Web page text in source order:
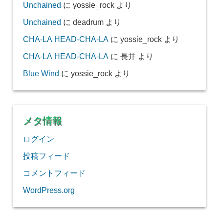
Unchained に yossie_rockより
Unchained に deadrumより
CHA-LA HEAD-CHA-LAに yossie_rockより
CHA-LA HEAD-CHA-LAに 長井より
Blue Wind に yossie_rockより
メタ情報
ログイン
投稿フィード
コメントフィード
WordPress.org